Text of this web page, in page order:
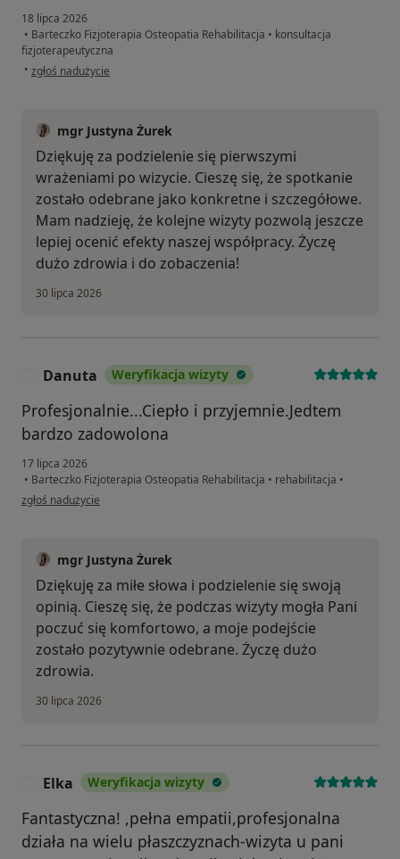
18 lipca 2026
• Barteczko Fizjoterapia Osteopatia Rehabilitacja • konsultacja
fizjoterapeutyczna
• w opinii użytkownika Katarzyna
zgłoś nadużycie
mgr Justyna Żurek
Dziękuję za podzielenie się pierwszymi
wrażeniami po wizycie. Cieszę się, że spotkanie
zostało odebrane jako konkretne i szczegółowe.
Mam nadzieję, że kolejne wizyty pozwolą jeszcze
lepiej ocenić efekty naszej współpracy. Życzę
dużo zdrowia i do zobaczenia!
30 lipca 2026
Danuta Weryfikacja wizyty
Profesjonalnie...Ciepło i przyjemnie.Jedtem
bardzo zadowolona
17 lipca 2026
• Barteczko Fizjoterapia Osteopatia Rehabilitacja • rehabilitacja •
w opinii użytkownika Danuta
zgłoś nadużycie
mgr Justyna Żurek
Dziękuję za miłe słowa i podzielenie się swoją
opinią. Cieszę się, że podczas wizyty mogła Pani
poczuć się komfortowo, a moje podejście
zostało pozytywnie odebrane. Życzę dużo
zdrowia.
30 lipca 2026
Elka Weryfikacja wizyty
Fantastyczna! ,pełna empatii,profesjonalna
działa na wielu płaszczyznach-wizyta u pani